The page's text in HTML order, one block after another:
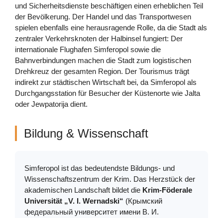
und Sicherheitsdienste beschäftigen einen erheblichen Teil
der Bevölkerung. Der Handel und das Transportwesen
spielen ebenfalls eine herausragende Rolle, da die Stadt als
zentraler Verkehrsknoten der Halbinsel fungiert: Der
internationale Flughafen Simferopol sowie die
Bahnverbindungen machen die Stadt zum logistischen
Drehkreuz der gesamten Region. Der Tourismus trägt
indirekt zur städtischen Wirtschaft bei, da Simferopol als
Durchgangsstation für Besucher der Küstenorte wie Jalta
oder Jewpatorija dient.
Bildung & Wissenschaft
Simferopol ist das bedeutendste Bildungs- und
Wissenschaftszentrum der Krim. Das Herzstück der
akademischen Landschaft bildet die Krim-Föderale
Universität „V. I. Wernadski“ (Крымский
федеральный университет имени В. И.